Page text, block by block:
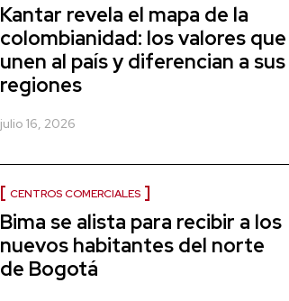
Kantar revela el mapa de la
colombianidad: los valores que
unen al país y diferencian a sus
regiones
julio 16, 2026
CENTROS COMERCIALES
Bima se alista para recibir a los
nuevos habitantes del norte
de Bogotá